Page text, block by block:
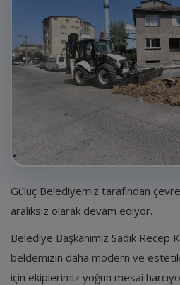
Duyurular
Etkinlikler
İletişim
Giriş
Kayıt
Gülüç Belediyemiz tarafından
aralıksız olarak devam ediyor.
Belediye Başkanımız Sadık Recep
beldemizin daha modern ve
için ekiplerimiz yoğun mesai